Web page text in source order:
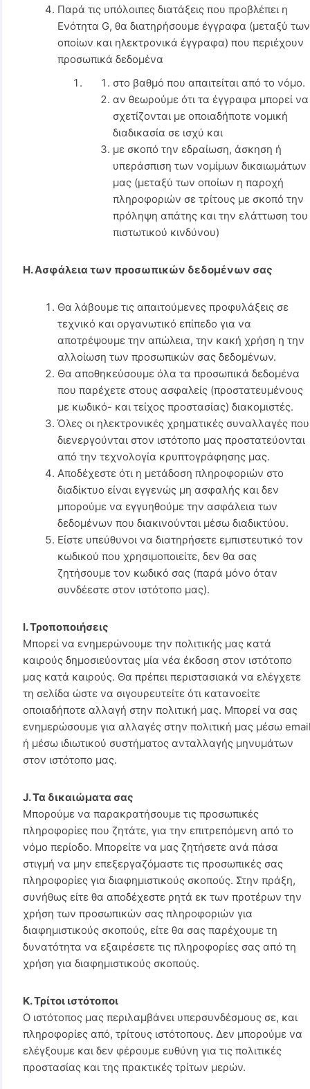
Παρά τις υπόλοιπες διατάξεις που προβλέπει η
Ενότητα G, θα διατηρήσουμε έγγραφα (μεταξύ των
οποίων και ηλεκτρονικά έγγραφα) που περιέχουν
προσωπικά δεδομένα
στο βαθμό που απαιτείται από το νόμο.
αν θεωρούμε ότι τα έγγραφα μπορεί να
σχετίζονται με οποιαδήποτε νομική
διαδικασία σε ισχύ και
με σκοπό την εδραίωση, άσκηση ή
υπεράσπιση των νομίμων δικαιωμάτων
μας (μεταξύ των οποίων η παροχή
πληροφοριών σε τρίτους με σκοπό την
πρόληψη απάτης και την ελάττωση του
πιστωτικού κινδύνου)
H. Ασφάλεια των προσωπικών δεδομένων σας
Θα λάβουμε τις απαιτούμενες προφυλάξεις σε
τεχνικό και οργανωτικό επίπεδο για να
αποτρέψουμε την απώλεια, την κακή χρήση η την
αλλοίωση των προσωπικών σας δεδομένων.
Θα αποθηκεύσουμε όλα τα προσωπικά δεδομένα
που παρέχετε στους ασφαλείς (προστατευμένους
με κωδικό- και τείχος προστασίας) διακομιστές.
Όλες οι ηλεκτρονικές χρηματικές συναλλαγές που
διενεργούνται στον ιστότοπο μας προστατεύονται
από την τεχνολογία κρυπτογράφησης μας.
Αποδέχεστε ότι η μετάδοση πληροφοριών στο
διαδίκτυο είναι εγγενώς μη ασφαλής και δεν
μπορούμε να εγγυηθούμε την ασφάλεια των
δεδομένων που διακινούνται μέσω διαδικτύου.
Είστε υπεύθυνοι να διατηρήσετε εμπιστευτικό τον
κωδικού που χρησιμοποιείτε, δεν θα σας
ζητήσουμε τον κωδικό σας (παρά μόνο όταν
συνδέεστε στον ιστότοπο μας).
I. Τροποποιήσεις
Μπορεί να ενημερώνουμε την πολιτικής μας κατά
καιρούς δημοσιεύοντας μία νέα έκδοση στον ιστότοπο
μας κατά καιρούς. Θα πρέπει περιστασιακά να ελέγχετε
τη σελίδα ώστε να σιγουρευτείτε ότι κατανοείτε
οποιαδήποτε αλλαγή στην πολιτική μας. Μπορεί να σας
ενημερώσουμε για αλλαγές στην πολιτική μας μέσω
ή μέσω ιδιωτικού συστήματος ανταλλαγής μηνυμάτων
στον ιστότοπο μας.
J. Τα δικαιώματα σας
Μπορούμε να παρακρατήσουμε τις προσωπικές
πληροφορίες που ζητάτε, για την επιτρεπόμενη από το
νόμο περίοδο. Μπορείτε να μας ζητήσετε ανά πάσα
στιγμή να μην επεξεργαζόμαστε τις προσωπικές σας
πληροφορίες για διαφημιστικούς σκοπούς. Στην πράξη,
συνήθως είτε θα αποδέχεστε ρητά εκ των προτέρων την
χρήση των προσωπικών σας πληροφοριών για
διαφημιστικούς σκοπούς, είτε θα σας παρέχουμε τη
δυνατότητα να εξαιρέσετε τις πληροφορίες σας από τη
χρήση για διαφημιστικούς σκοπούς.
K. Τρίτοι ιστότοποι
Ο ιστότοπος μας περιλαμβάνει υπερσυνδέσμους σε, και
πληροφορίες από, τρίτους ιστότοπους. Δεν μπορούμε να
ελέγξουμε και δεν φέρουμε ευθύνη για τις πολιτικές
προστασίας και της πρακτικές τρίτων μερών.